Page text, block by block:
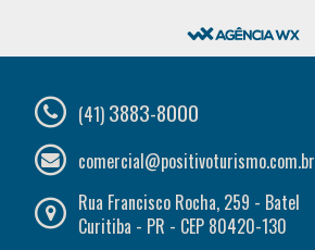
(41) 3883-8000
comercial@positivoturismo.com.br
Rua Francisco Rocha, 259 - Batel
Curitiba - PR - CEP 80420-130